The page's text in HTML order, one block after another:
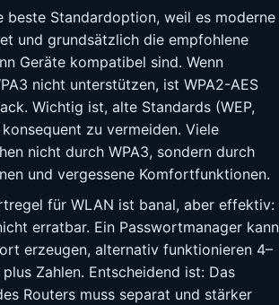
beste Standardoption, weil es moderne
und grundsätzlich die empfohlene
Geräte kompatibel sind. Wenn
nicht unterstützen, ist WPA2-AES
Wichtig ist, alte Standards (WEP,
konsequent zu vermeiden. Viele
nicht durch WPA3, sondern durch
und vergessene Komfortfunktionen.
für WLAN ist banal, aber effektiv:
erratbar. Ein Passwortmanager kann
erzeugen, alternativ funktionieren 4–
Zahlen. Entscheidend ist: Das
Routers muss separat und stärker